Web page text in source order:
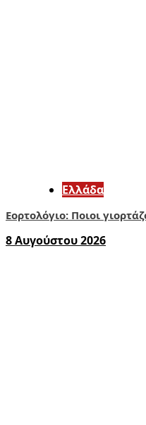
Ελλάδα
Εορτολόγιο: Ποιοι
8 Αυγούστου 2026